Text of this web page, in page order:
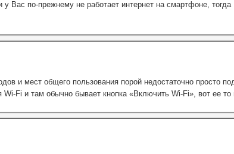
Вас по-прежнему не работает интернет на смартфоне,
и мест общего пользования порой недостаточно просто
Fi и там обычно бывает кнопка «Включить Wi-Fi», вот ее